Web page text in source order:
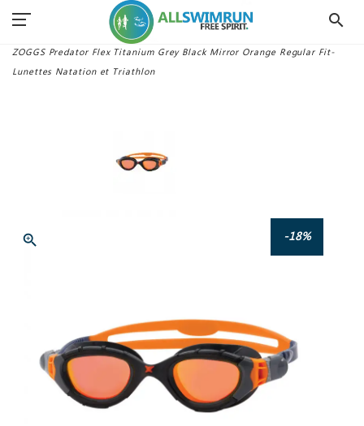
search
Lunettes Swimrun
ZOGGS Predator Flex Titanium Grey Black Mirror Orange Regular Fit-
Lunettes Natation et Triathlon
zoom_in -18%